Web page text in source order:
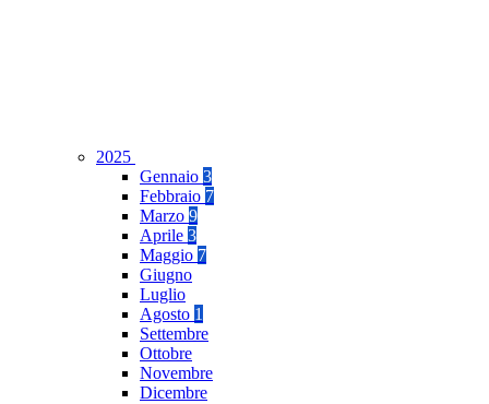
2025
Gennaio 3
Febbraio 7
Marzo 9
Aprile 3
Maggio 7
Giugno
Luglio
Agosto 1
Settembre
Ottobre
Novembre
Dicembre